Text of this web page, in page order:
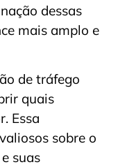
dessas
mais amplo e
de tráfego
quais
Essa
sobre o
suas